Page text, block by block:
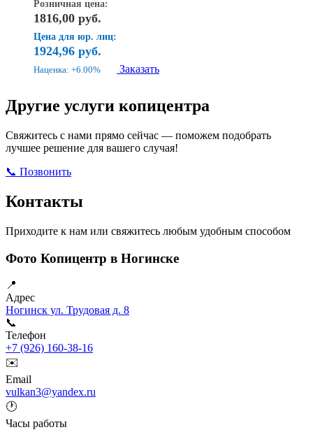
Розничная цена:
1816,00 руб.
Цена для юр. лиц:
1924,96 руб.
Наценка: +6.00% Заказать
Другие услуги копицентра
Свяжитесь с нами прямо сейчас — поможем подобрать
лучшее решение для вашего случая!
📞 Позвонить
Контакты
Приходите к нам или свяжитесь любым удобным способом
Фото Копицентр в Ногинске
📍
Адрес
Ногинск ул. Трудовая д. 8
📞
Телефон
+7 (926) 160-38-16
✉️
Email
vulkan3@yandex.ru
🕐
Часы работы